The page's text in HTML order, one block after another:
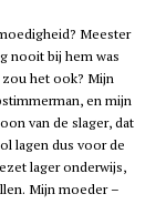
Meester
nooit bij hem was
het ook? Mijn
en mijn
van de slager, dat
lagen dus voor de
lager onderwijs,
Mijn moeder –